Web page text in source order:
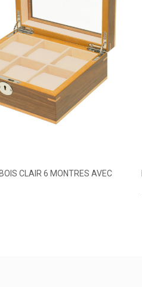
CLAIR 6 MONTRES AVEC